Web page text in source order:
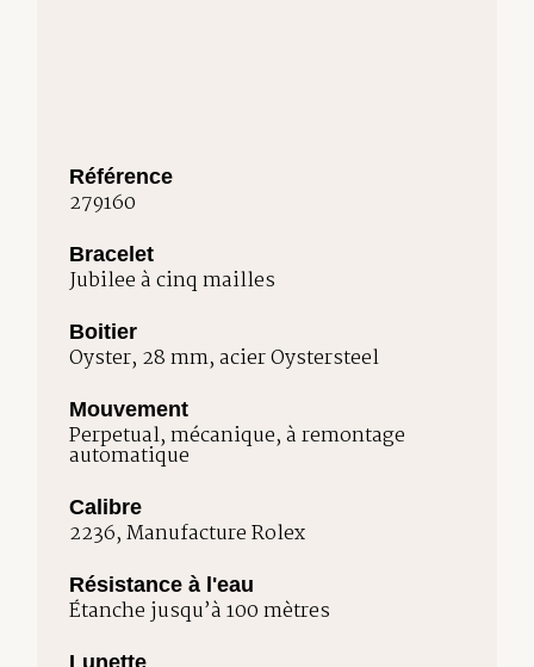
Référence
279160
Bracelet
Jubilee à cinq mailles
Boitier
Oyster, 28 mm, acier Oystersteel
Mouvement
Perpetual, mécanique, à remontage
automatique
Calibre
2236, Manufacture Rolex
Résistance à l'eau
Étanche jusqu’à 100 mètres
Lunette